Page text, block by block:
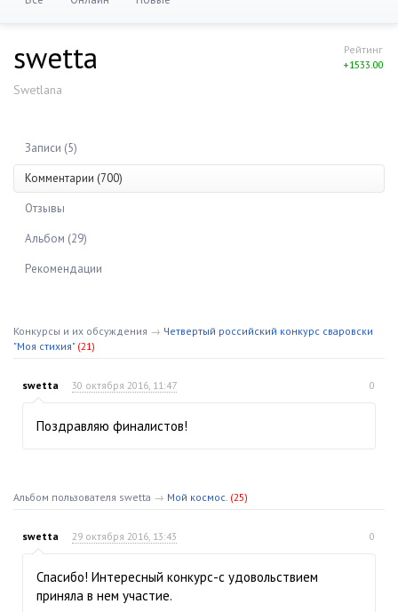
Рейтинг
+1533.00
swetta
Swetlana
Записи (5)
Комментарии (700)
Отзывы
Альбом (29)
Рекомендации
Конкурсы и их обсуждения → Четвертый российский конкурс сваровски
"Моя стихия" (21)
swetta 30 октября 2016, 11:47 0
Поздравляю финалистов!
Альбом пользователя swetta → Мой космос. (25)
swetta 29 октября 2016, 13:43 0
Спасибо! Интересный конкурс-с удовольствием
приняла в нем участие.